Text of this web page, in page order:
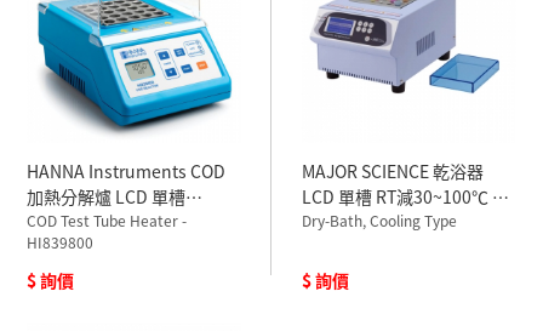
HANNA Instruments COD
加熱分解爐 LCD 單槽
30~170℃ HI839800-01
110V
COD Test Tube Heater -
HI839800
$ 詢價
MAJOR SCIENCE 乾浴器
LCD 單槽 RT減30~100℃ 低
溫型 MC-01N 110V
Dry-Bath, Cooling Type
$ 詢價